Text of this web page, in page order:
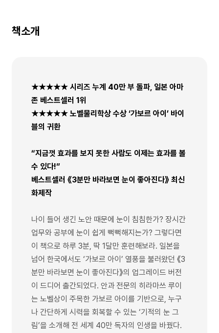
책소개
★★★★★ 시리즈 누계 40만 부 돌파, 일본 아마
존 베스트셀러 1위
★★★★★ 노벨물리학상 수상 ‘가보르 아이’ 바이
블의 귀환
“지금껏 효과를 보지 못한 사람도 이제는 효과를 볼
수 있다!”
베스트셀러 《3분만 바라보면 눈이 좋아진다》 최신
화제작
나이 들어 생긴 노안 때문에 눈이 침침한가? 장시간
업무와 공부에 눈이 쉽게 뻑뻑해지는가? 그렇다면
이 책으로 하루 3분, 딱 1달만 훈련해보라. 일본을
넘어 한국에서도 ‘가보르 아이’ 열풍을 불러왔던 《3
분만 바라보면 눈이 좋아진다》의 업그레이드 버전
이 드디어 출간되었다. 안과 전문의 히라마쓰 루이
는 노벨상이 주목한 가보르 아이를 기반으로, 누구
나 간단하게 시력을 회복할 수 있는 ‘기적의 눈 그
림’을 소개해 전 세계 40만 독자의 인생을 바꿨다.